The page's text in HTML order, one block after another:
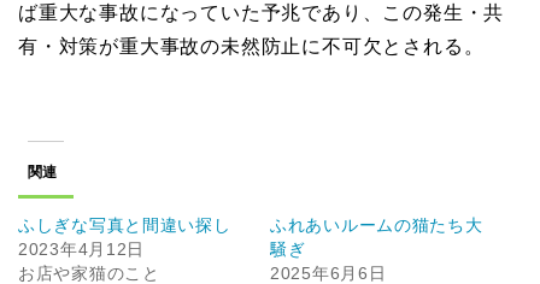
ば重大な事故になっていた予兆であり、この発生・共
有・対策が重大事故の未然防止に不可欠とされる。
関連
ふしぎな写真と間違い探し
2023年4月12日
お店や家猫のこと
ふれあいルームの猫たち大
騒ぎ
2025年6月6日